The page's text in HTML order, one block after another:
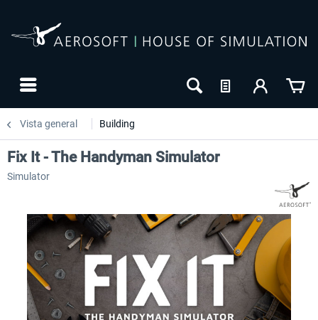
Vista general Building
Fix It - The Handyman Simulator
Simulator